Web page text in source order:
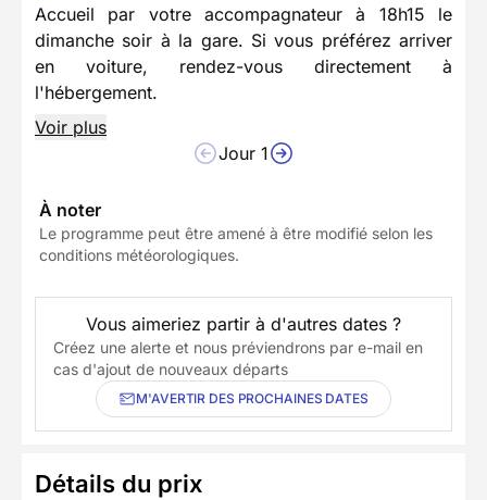
Accueil par votre accompagnateur à 18h15 le
dimanche soir à la gare. Si vous préférez arriver
en voiture, rendez-vous directement à
l'hébergement.
Voir plus
Jour 1
À noter
Le programme peut être amené à être modifié selon les
conditions météorologiques.
Vous aimeriez partir à d'autres dates ?
Créez une alerte et nous préviendrons par e-mail en
cas d'ajout de nouveaux départs
M'AVERTIR DES PROCHAINES DATES
Détails du prix